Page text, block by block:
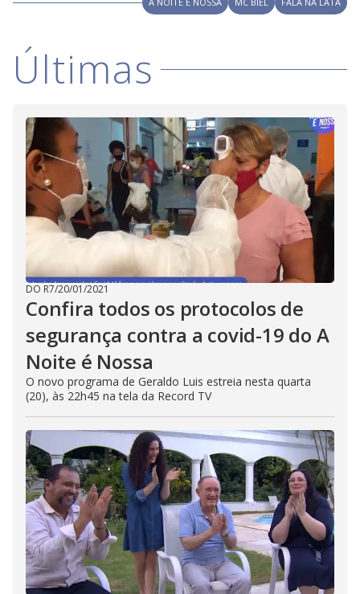
i
d
e
o
Últimas
DO R7/20/01/2021
Confira todos os protocolos de
segurança contra a covid-19 do A
Noite é Nossa
O novo programa de Geraldo Luis estreia nesta quarta
(20), às 22h45 na tela da Record TV